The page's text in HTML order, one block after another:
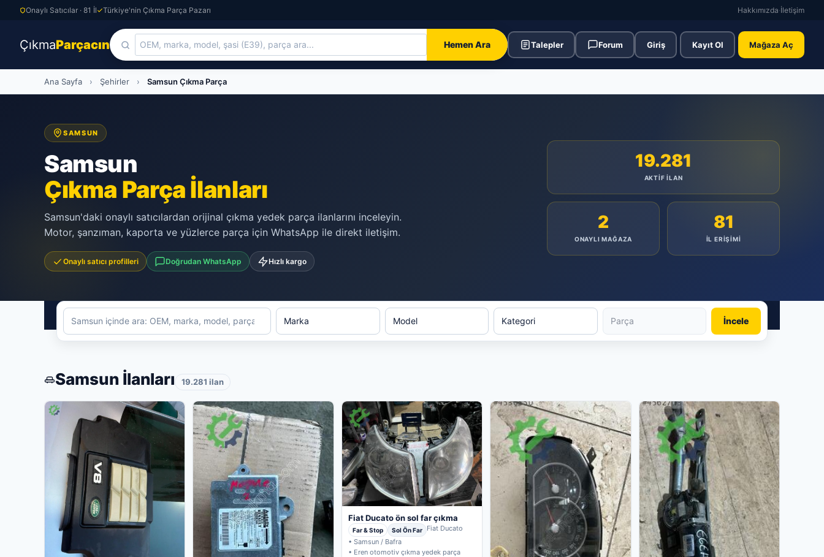
Onaylı Satıcılar · 81 İl Türkiye'nin Çıkma Parça Pazarı Hakkımızda·İletişim
ÇıkmaParçacın Hemen Ara Talepler Forum Giriş Kayıt Ol Mağaza Aç
to
Ana Sayfa › Şehirler › Samsun Çıkma Parça
SAMSUN
Samsun
Çıkma Parça İlanları
Samsun'daki onaylı satıcılardan orijinal çıkma yedek parça ilanlarını inceleyin.
Motor, şanzıman, kaporta ve yüzlerce parça için WhatsApp ile direkt iletişim.
Onaylı satıcı profilleri Doğrudan WhatsApp Hızlı kargo
19.281
AKTIF İLAN
2
ONAYLI MAĞAZA
81
İL ERIŞIMI
İncele
Samsun İlanları 19.281 ilan
Fiat Ducato ön sol far çıkma
Far & Stop Sol Ön Far Fiat Ducato
• Samsun / Bafra
• Eren otomotiv çıkma yedek parça